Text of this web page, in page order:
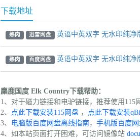
下载地址
熟肉 迅雷网盘 英语中英双字 无水印纯净
熟肉 百度网盘 英语中英双字 无水印纯净
麋鹿国度 Elk Country下载帮助：
1、对于磁力链接和电驴链接，推荐使用115
2、 点此下载安装115网盘 ， 点此下载安装
3、 电脑版百度网盘离线指南， 手机版百度
4、如本站页面打开困难，可访问镜像站